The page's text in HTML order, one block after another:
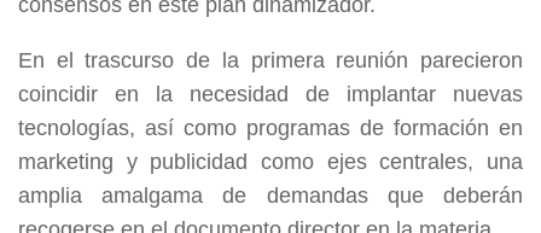
consensos en este plan dinamizador.
En el trascurso de la primera reunión parecieron
coincidir en la necesidad de implantar nuevas
tecnologías, así como programas de formación en
marketing y publicidad como ejes centrales, una
amplia amalgama de demandas que deberán